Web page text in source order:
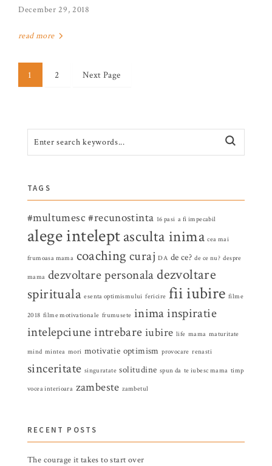
December 29, 2018
read more
1 2 Next Page
TAGS
#multumesc #recunostinta 16 pasi a fi impecabil
alege inteleptasculta inima cea mai
frumoasa mama coaching curaj DA de ce? de ce nu? despre
mama dezvoltare personala dezvoltare
spirituala esenta optimismului fericire fii iubire filme
2018 filme motivationale frumusete inimainspiratie
intelepciuneintrebare iubire life mama maturitate
mind mintea mori motivatie optimism provocare renasti
sinceritate singuratate solitudine spun da te iubesc mama timp
vocea interioara zambeste zambetul
RECENT POSTS
The courage it takes to start over